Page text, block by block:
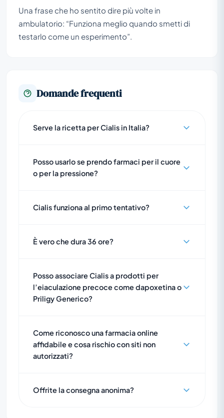
Una frase che ho sentito dire più volte in
ambulatorio: “Funziona meglio quando smetti di
testarlo come un esperimento”.
Domande frequenti
Serve la ricetta per Cialis in Italia?
Posso usarlo se prendo farmaci per il cuore
o per la pressione?
Cialis funziona al primo tentativo?
È vero che dura 36 ore?
Posso associare Cialis a prodotti per
l’eiaculazione precoce come dapoxetina o
Priligy Generico?
Come riconosco una farmacia online
affidabile e cosa rischio con siti non
autorizzati?
Offrite la consegna anonima?